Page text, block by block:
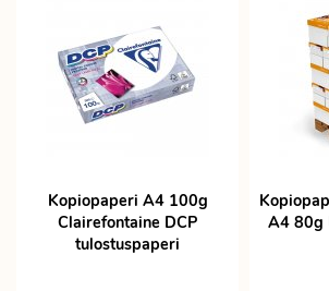
Kopiopaperi A4 100g
Clairefontaine DCP
tulostuspaperi
A4 80g